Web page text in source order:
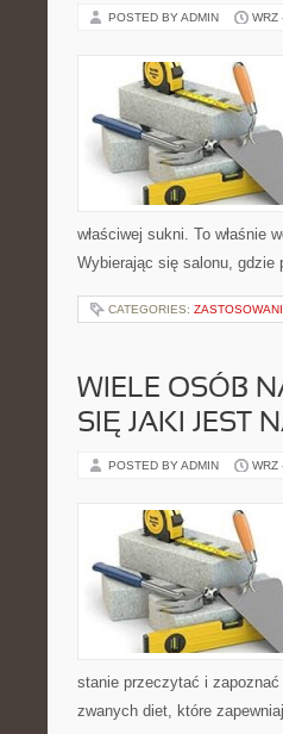
POSTED BY ADMIN WRZ
właściwej sukni. To właśnie
Wybierając się salonu,
CATEGORIES:
WIELE OSÓB
SIĘ JAKI JEST
POSTED BY ADMIN WRZ
stanie przeczytać i
zwanych diet, które